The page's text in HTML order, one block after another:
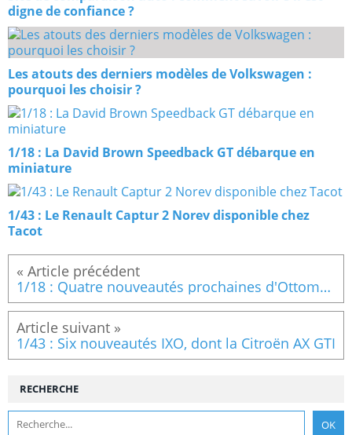
digne de confiance ?
Les atouts des derniers modèles de Volkswagen :
pourquoi les choisir ?
1/18 : La David Brown Speedback GT débarque en
miniature
1/43 : Le Renault Captur 2 Norev disponible chez
Tacot
1/18 : Quatre nouveautés prochaines d'Ottomobile
1/43 : Six nouveautés IXO, dont la Citroën AX GTI
RECHERCHE